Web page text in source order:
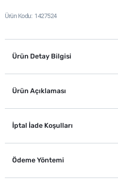
Ürün Kodu 1427524
Ürün Detay Bilgisi
Ürün Açıklaması
İptal İade Koşulları
Ödeme Yöntemi